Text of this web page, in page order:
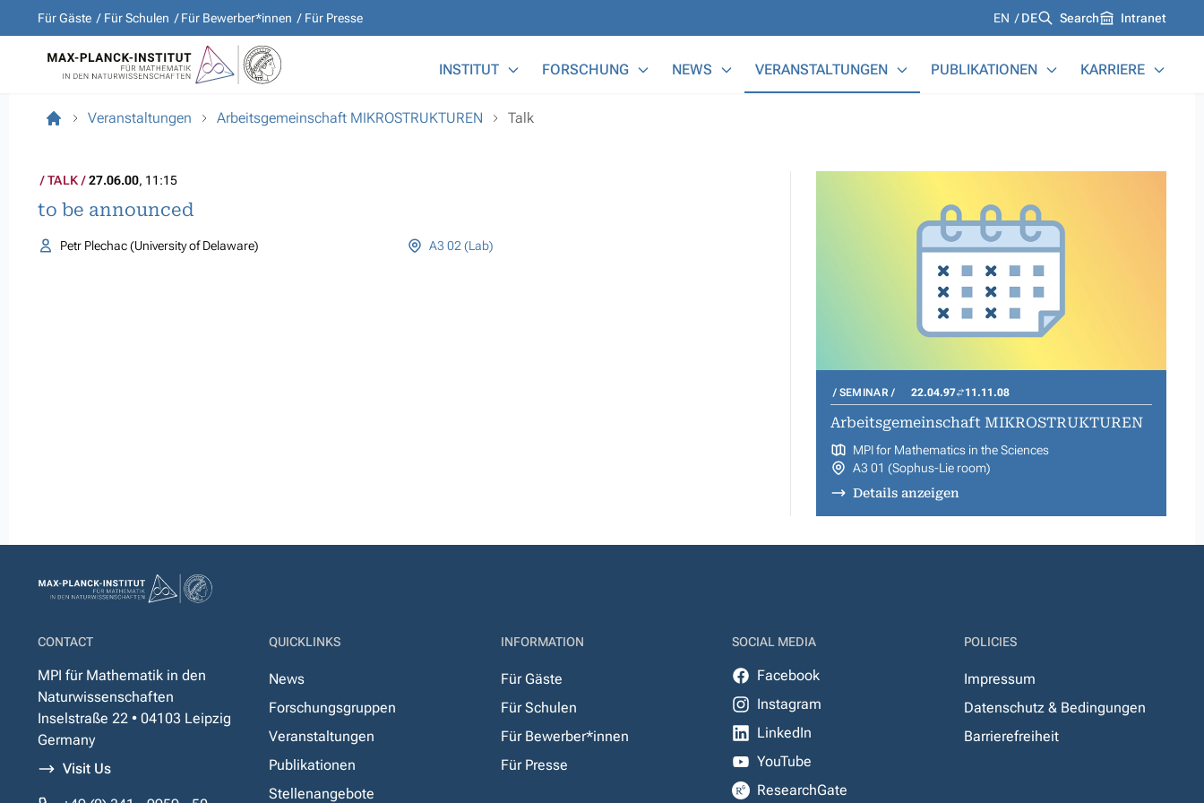
Für Gäste Für Schulen Für Bewerber*innen Für Presse Languages
EN DE Search Intranet
INSTITUT FORSCHUNG NEWS VERANSTALTUNGEN PUBLIKATIONEN KARRIERE
Veranstaltungen Arbeitsgemeinschaft MIKROSTRUKTUREN Talk
TALK 27.06.00, 11:15
to be announced
Petr Plechac (University of Delaware) A3 02 (Lab)
SEMINAR 22.04.97 11.11.08
Arbeitsgemeinschaft MIKROSTRUKTUREN
MPI for Mathematics in the Sciences
A3 01 (Sophus-Lie room)
Details anzeigen
CONTACT
MPI für Mathematik in den
Naturwissenschaften
Inselstraße 22 • 04103 Leipzig
Germany
Visit Us
QUICKLINKS
News
Forschungsgruppen
Veranstaltungen
Publikationen
Stellenangebote
INFORMATION
Für Gäste
Für Schulen
Für Bewerber*innen
Für Presse
SOCIAL MEDIA
Facebook
Instagram
LinkedIn
YouTube
ResearchGate
POLICIES
Impressum
Datenschutz & Bedingungen
Barrierefreiheit